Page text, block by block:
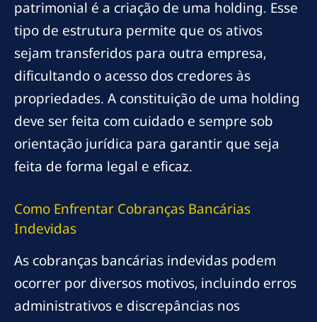
patrimonial é a criação de uma holding. Esse
tipo de estrutura permite que os ativos
sejam transferidos para outra empresa,
dificultando o acesso dos credores às
propriedades. A constituição de uma holding
deve ser feita com cuidado e sempre sob
orientação jurídica para garantir que seja
feita de forma legal e eficaz.
Como Enfrentar Cobranças Bancárias
Indevidas
As cobranças bancárias indevidas podem
ocorrer por diversos motivos, incluindo erros
administrativos e discrepâncias nos